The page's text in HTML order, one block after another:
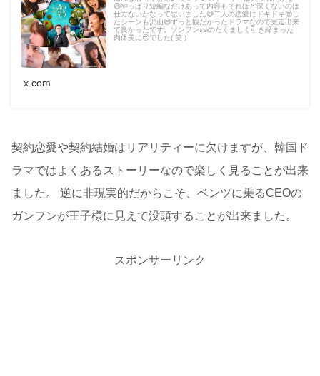
😆やっぱり短編なだけあって内容もそれほど深くないのは
仕方ないかなって思いました😅二人の恋愛にドキドキ😍し
たシーンも沢山😅ずっと観たかったドラマなので完走出来
て良かったです。ソンフンssiのたくましく引き締まった
肉体美に😍でした( 笑 )
x.com
契約恋愛や契約結婚はリアリティーに欠けますが、韓国ド
ラマではよくあるストーリーなので楽しく見ることが出来
ました。 逆に非現実的だからこそ、ベンツに乗るCEOの
ガンフンが王子様に見えて没頭することが出来ました。
スポンサーリンク